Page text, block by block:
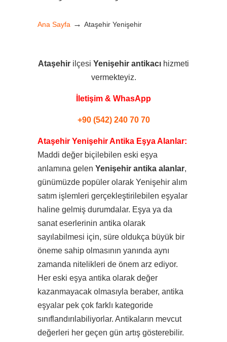
Ana Sayfa → Ataşehir Yenişehir
Ataşehir ilçesi Yenişehir antikacı hizmeti
vermekteyiz.
İletişim & WhasApp
+90 (542) 240 70 70
Ataşehir Yenişehir Antika Eşya Alanlar:
Maddi değer biçilebilen eski eşya
anlamına gelen Yenişehir antika alanlar,
günümüzde popüler olarak Yenişehir alım
satım işlemleri gerçekleştirilebilen eşyalar
haline gelmiş durumdalar. Eşya ya da
sanat eserlerinin antika olarak
sayılabilmesi için, süre oldukça büyük bir
öneme sahip olmasının yanında aynı
zamanda nitelikleri de önem arz ediyor.
Her eski eşya antika olarak değer
kazanmayacak olmasıyla beraber, antika
eşyalar pek çok farklı kategoride
sınıflandırılabiliyorlar. Antikaların mevcut
değerleri her geçen gün artış gösterebilir.